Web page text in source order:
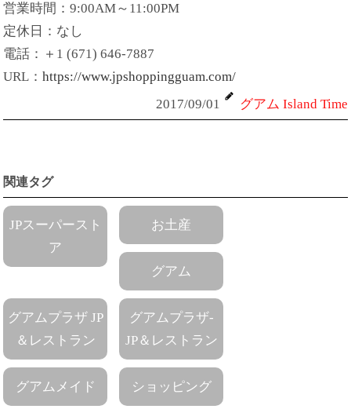
営業時間：9:00AM～11:00PM
定休日：なし
電話：＋1 (671) 646-7887
URL：https://www.jpshoppingguam.com/
2017/09/01
グアム Island Time
関連タグ
JPスーパースト
ア
お土産
グアム
グアムプラザ JP
＆レストラン
グアムプラザ-
JP＆レストラン
グアムメイド ショッピング